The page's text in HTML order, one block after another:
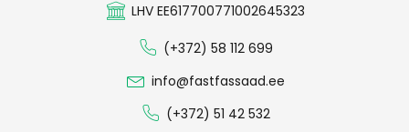
LHV EE617700771002645323
(+372) 58 112 699
info@fastfassaad.ee
(+372) 51 42 532